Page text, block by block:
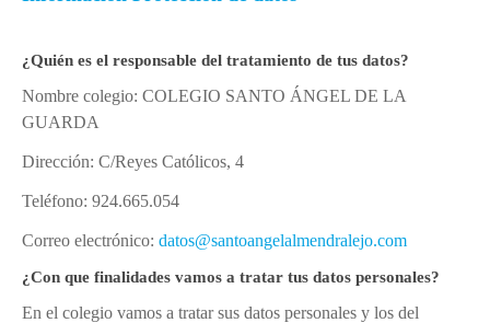
Instalaciones
Uniforme
Himno
DEP. ORIENTACIÓN
Orientación Educativa
¿Quién es el responsable del tratamiento de tus datos?
Nombre colegio: COLEGIO SANTO ÁNGEL DE LA
GUARDA
Dirección: C/Reyes Católicos, 4
Teléfono: 924.665.054
Correo electrónico: datos@santoangelalmendralejo.com
¿Con que finalidades vamos a tratar tus datos personales?
En el colegio vamos a tratar sus datos personales y los del